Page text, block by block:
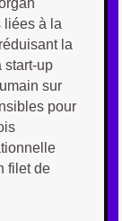
liées à la
la
start-up
sur
pour
filet de